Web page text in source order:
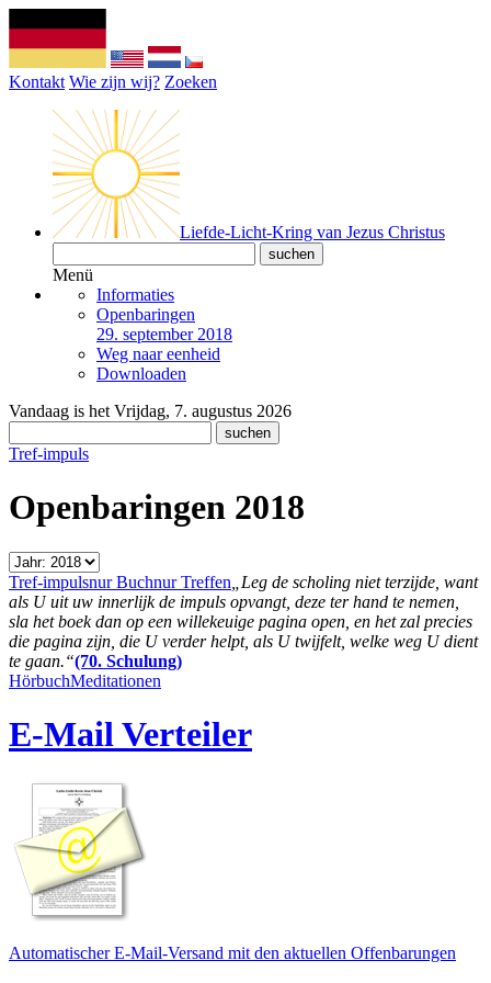
Kontakt Wie zijn wij? Zoeken
Liefde-Licht-Kring van Jezus Christus
Menü
Informaties
Openbaringen
29. september 2018
Weg naar eenheid
Downloaden
Vandaag is het Vrijdag, 7. augustus 2026
Tref-impuls
Openbaringen 2018
Tref-impulsnur Buchnur Treffen „Leg de scholing niet terzijde, want
als U uit uw innerlijk de impuls opvangt, deze ter hand te nemen,
sla het boek dan op een willekeuige pagina open, en het zal precies
die pagina zijn, die U verder helpt, als U twijfelt, welke weg U dient
te gaan.“(70. Schulung)
HörbuchMeditationen
E-Mail Verteiler
Automatischer E-Mail-Versand mit den aktuellen Offenbarungen